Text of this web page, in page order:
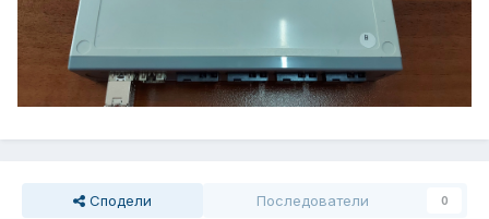
Сподели Последователи 0